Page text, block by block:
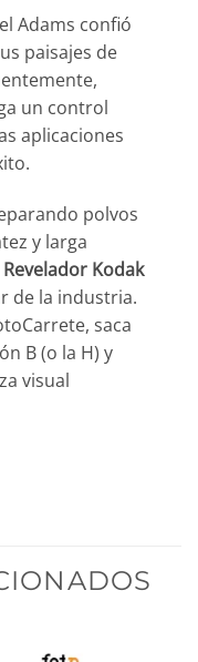
Adams confió
paisajes de
un control
aplicaciones
polvos
y larga
Kodak
de la industria.
saca
B (o la H) y
visual